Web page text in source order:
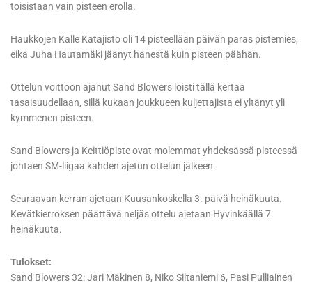
toisistaan vain pisteen erolla.
Haukkojen Kalle Katajisto oli 14 pisteellään päivän paras pistemies,
eikä Juha Hautamäki jäänyt hänestä kuin pisteen päähän.
Ottelun voittoon ajanut Sand Blowers loisti tällä kertaa
tasaisuudellaan, sillä kukaan joukkueen kuljettajista ei yltänyt yli
kymmenen pisteen.
Sand Blowers ja Keittiöpiste ovat molemmat yhdeksässä pisteessä
johtaen SM-liigaa kahden ajetun ottelun jälkeen.
Seuraavan kerran ajetaan Kuusankoskella 3. päivä heinäkuuta.
Kevätkierroksen päättävä neljäs ottelu ajetaan Hyvinkäällä 7.
heinäkuuta.
Tulokset:
Sand Blowers 32: Jari Mäkinen 8, Niko Siltaniemi 6, Pasi Pulliainen